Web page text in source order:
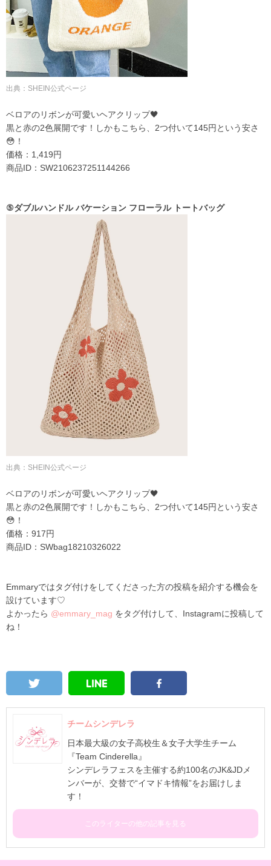
出典： SHEIN公式ページ
ベロアのリボンが可愛いヘアクリップ🖤
黒と赤の2色展開です！しかもこちら、2つ付いて145円という安さ
😳！
価格：1,419円
商品ID：SW2106237251144266
⑤ダブルハンドル バケーション フローラル トートバッグ
出典： SHEIN公式ページ
ベロアのリボンが可愛いヘアクリップ🖤
黒と赤の2色展開です！しかもこちら、2つ付いて145円という安さ
😳！
価格：917円
商品ID：SWbag18210326022
Emmaryではタグ付けをしてくださった方の投稿を紹介する機会を
設けています♡
よかったら @emmary_mag をタグ付けして、Instagramに投稿して
ね！
チームシンデレラ
日本最大級の女子高校生＆女子大学生チーム
『Team Cinderella』
シンデレラフェスを主催する約100名のJK&JDメ
ンバーが、交替で“イマドキ情報”をお届けしま
す！
このライターの他の記事を見る